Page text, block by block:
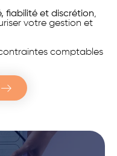
fiabilité et discrétion,
votre gestion et
comptables